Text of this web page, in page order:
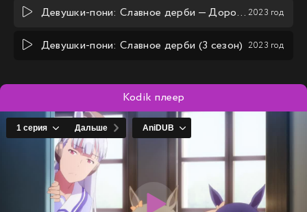
Девушки-пони: Славное дерби — Дорога к вершине 2023 год
Девушки-пони: Славное дерби (3 сезон) 2023 год
Kodik плеер